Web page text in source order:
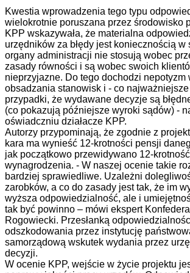
Kwestia wprowadzenia tego typu
wielokrotnie poruszana przez środowisko
KPP wskazywała, że materialna
urzędników za błędy jest koniecznością w
organy administracji nie stosują wobec
zasady równości i są wobec swoich
nieprzyjazne. Do tego dochodzi nepotyzm
obsadzania stanowisk i - co
przypadki, że wydawane decyzje są
(co pokazują późniejsze wyroki sądów) -
oświadczniu działacze KPP.
Autorzy przypominają, że zgodnie z
kara ma wynieść 12-krotności pensji
jak początkowo przewidywano 12-
wynagrodzenia. - W naszej ocenie takie
bardziej sprawiedliwe. Uzależni
zarobków, a co do zasady jest tak, że im
wyższa odpowiedzialność, ale i
tak być powinno – mówi ekspert
Rogowiecki. Przesłanką
odszkodowania przez instytucję
samorządową wskutek wydania przez
decyzji.
W ocenie KPP, wejście w życie projektu